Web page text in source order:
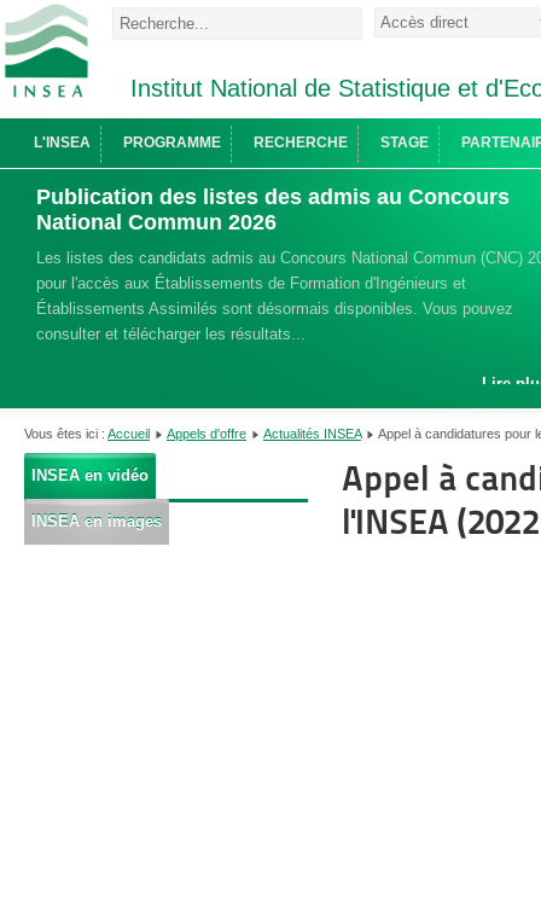
Institut National de Statistique et
L'INSEA PROGRAMME RECHERCHE STAGE
Publication des listes des admis au Concours
National Commun 2026
Les listes des candidats admis au Concours National Commun (CNC)
pour l'accès aux Établissements de Formation d'Ingénieurs et
Établissements Assimilés sont désormais disponibles. Vous pouvez
consulter et télécharger les résultats...
Lire
Vous êtes ici : Accueil Appels d'offre Actualités INSEA Appel à candidatures pour
INSEA en vidéo
INSEA en images
Appel à
l'INSEA